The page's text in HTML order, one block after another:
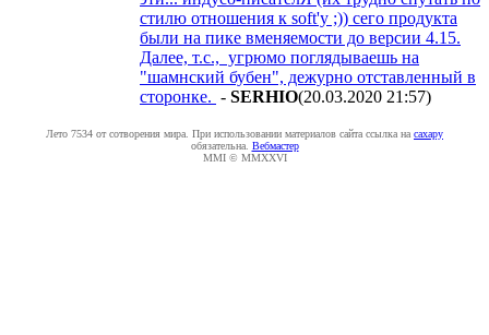
стилю отношения к soft'у ;)) сего продукта
были на пике вменяемости до версии 4.15.
Далее, т.с., угрюмо поглядываешь на
"шамнский бубен", дежурно отставленный в
сторонке. - SERHIO(20.03.2020 21:57)
Лето 7534 от сотворения мира. При использовании материалов сайта ссылка на caxapу
обязательна. Вебмастер
MMI © MMXXVI